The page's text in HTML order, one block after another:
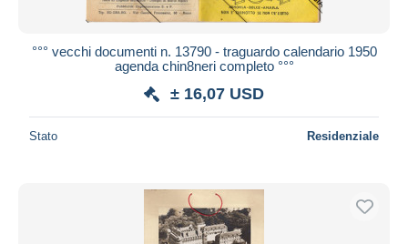
°°° vecchi documenti n. 13790 - traguardo calendario 1950
agenda chin8neri completo °°°
± 16,07 USD
Stato Residenziale